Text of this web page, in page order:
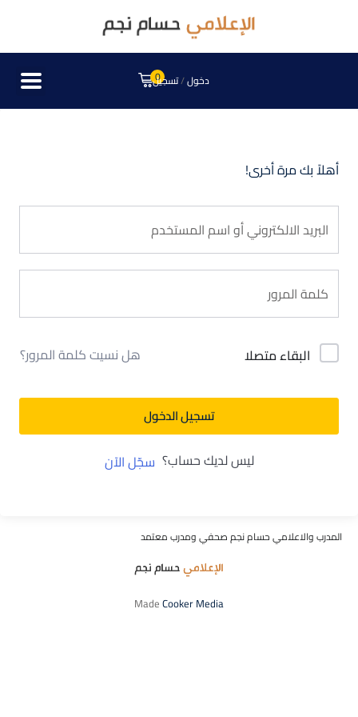
0 دخول/تسجيل
أهلاً بك مرة أخرى!
البقاء متصلا هل نسيت كلمة المرور؟
تسجيل الدخول
ليس لديك حساب؟ سجّل الآن
المدرب والاعلامي حسام نجم صحفي ومدرب معتمد
MadeCooker Media